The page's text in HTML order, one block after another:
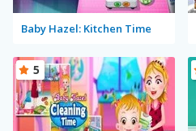
Baby Hazel: Kitchen Time
5